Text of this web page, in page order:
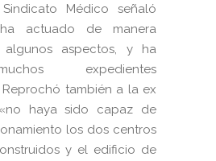
Médico señaló
actuado de manera
aspectos, y ha
expedientes
Reprochó también a la ex
haya sido capaz de
los dos centros
y el edificio de